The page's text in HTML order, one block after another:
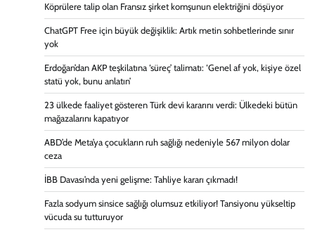
Köprülere talip olan Fransız şirket komşunun elektriğini döşüyor
ChatGPT Free için büyük değişiklik: Artık metin sohbetlerinde sınır
yok
Erdoğan’dan AKP teşkilatına ‘süreç’ talimatı: ‘Genel af yok, kişiye özel
statü yok, bunu anlatın’
23 ülkede faaliyet gösteren Türk devi kararını verdi: Ülkedeki bütün
mağazalarını kapatıyor
ABD’de Meta’ya çocukların ruh sağlığı nedeniyle 567 milyon dolar
ceza
İBB Davası’nda yeni gelişme: Tahliye kararı çıkmadı!
Fazla sodyum sinsice sağlığı olumsuz etkiliyor! Tansiyonu yükseltip
vücuda su tutturuyor